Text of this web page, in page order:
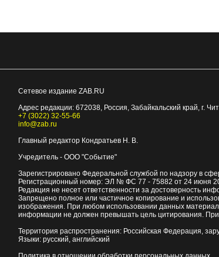
Сетевое издание ZAB.RU
Адрес редакции: 672038, Россия, Забайкальский край, г.
+7 (3022) 32-55-66
info@zab.ru
Главный редактор Кондратьев Н. В.
Учредитель - ООО "Событие"
Зарегистрировано Федеральной службой по надзору в
Регистрационный номер: ЭЛ № ФС 77 - 75882 от 24 июня
Редакция не несет ответственности за достоверность
Запрещено полное или частичное копирование и
изображения. При любом использовании данных
информации не должен превышать цель цитирования.
Территория распространения: Российская Федерация,
Языки: русский, английский